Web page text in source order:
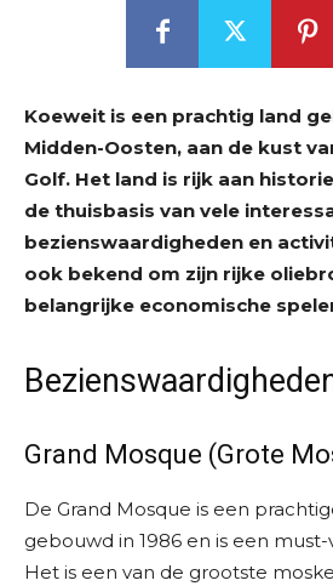
Koeweit is een prachtig land
Midden-Oosten, aan de kust
Golf. Het land is rijk aan
de thuisbasis van vele
bezienswaardigheden en
ook bekend om zijn rijke
belangrijke economische
Grand Mosque (Grote
De Grand Mosque is een
gebouwd in 1986 en is een
Het is een van de grootste